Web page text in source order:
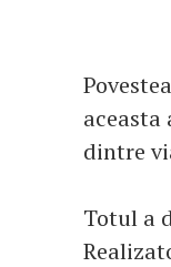
dintre
Totul a